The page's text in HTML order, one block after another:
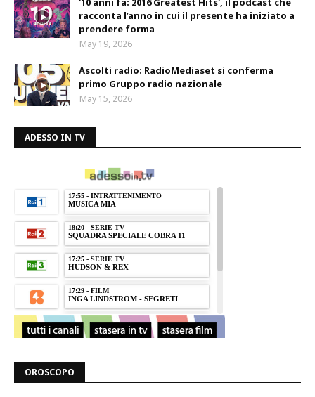
racconta l’anno in cui il presente ha iniziato a
prendere forma
May 19, 2026
Ascolti radio: RadioMediaset si conferma
primo Gruppo radio nazionale
May 15, 2026
ADESSO IN TV
OROSCOPO